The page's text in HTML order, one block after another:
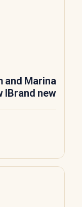
and Marina
IBrand new